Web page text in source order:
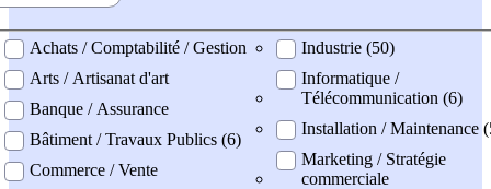
professionel
Achats / Comptabilité / Gestion
Arts / Artisanat d'art
Banque / Assurance
Bâtiment / Travaux Publics (6)
Commerce / Vente
Industrie (50)
Informatique /
Télécommunication (6)
Installation / Maintenance
Marketing / Stratégie
commerciale